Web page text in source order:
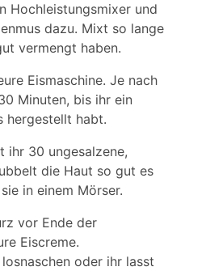
Hochleistungsmixer und
dazu. Mixt so lange
vermengt haben.
Eismaschine. Je nach
Minuten, bis ihr ein
hergestellt habt.
ihr 30 ungesalzene,
die Haut so gut es
in einem Mörser.
vor Ende der
Eiscreme.
oder ihr lasst